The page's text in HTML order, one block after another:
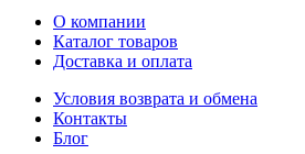
О компании
Каталог товаров
Доставка и оплата
Условия возврата и обмена
Контакты
Блог